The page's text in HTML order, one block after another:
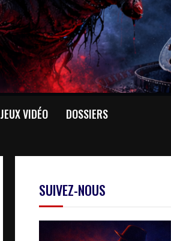
JEUX VIDÉO DOSSIERS
SUIVEZ-NOUS